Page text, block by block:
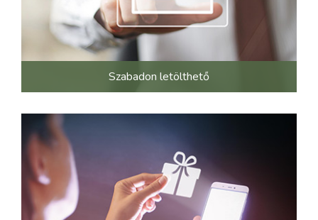
Szabadon letölthető